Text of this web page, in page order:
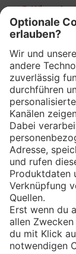
WhatsApp
App
Eishockey